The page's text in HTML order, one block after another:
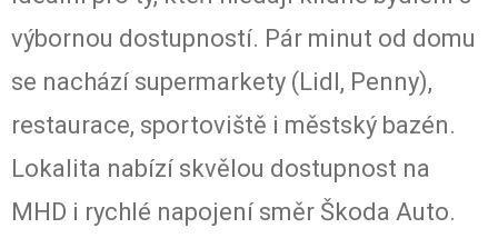
výbornou dostupností. Pár minut od domu
se nachází supermarkety (Lidl, Penny),
restaurace, sportoviště i městský bazén.
Lokalita nabízí skvělou dostupnost na
MHD i rychlé napojení směr Škoda Auto.